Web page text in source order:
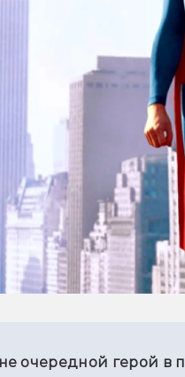
очередной герой в